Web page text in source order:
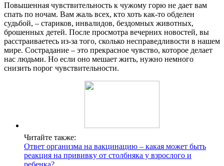
Повышенная чувствительность к чужому горю не дает вам
спать по ночам. Вам жаль всех, кто хоть как-то обделен
судьбой, – стариков, инвалидов, бездомных животных,
брошенных детей. После просмотра вечерних новостей, вы
расстраиваетесь из-за того, сколько несправедливости в нашем
мире. Сострадание – это прекрасное чувство, которое делает
нас людьми. Но если оно мешает жить, нужно немного
снизить порог чувствительности.
Читайте также:
Ответ организма на вакцинацию – какая может быть
реакция на прививку от столбняка у взрослого и
ребенка?